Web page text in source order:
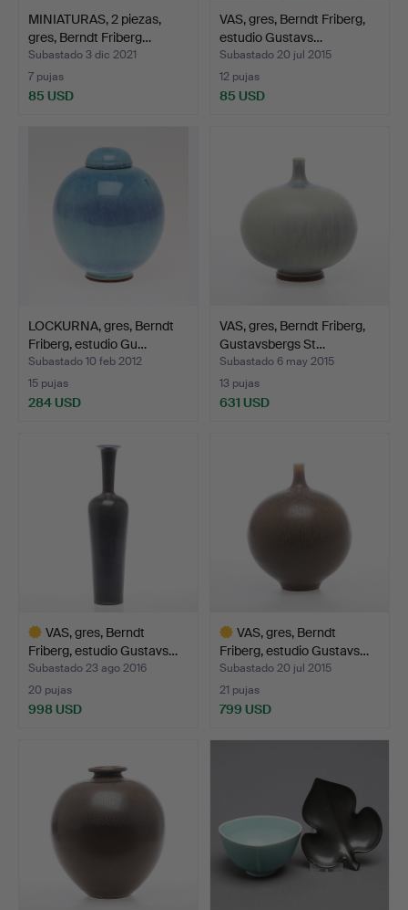
MINIATURAS, 2 piezas,
gres, Berndt Friberg…
Subastado 3 dic 2021
7 pujas
85 USD
VAS, gres, Berndt Friberg,
estudio Gustavs…
Subastado 20 jul 2015
12 pujas
85 USD
LOCKURNA, gres, Berndt
Friberg, estudio Gu…
Subastado 10 feb 2012
15 pujas
284 USD
VAS, gres, Berndt Friberg,
Gustavsbergs St…
Subastado 6 may 2015
13 pujas
631 USD
VAS, gres, Berndt
Friberg, estudio Gustavs…
Subastado 23 ago 2016
20 pujas
998 USD
VAS, gres, Berndt
Friberg, estudio Gustavs…
Subastado 20 jul 2015
21 pujas
799 USD